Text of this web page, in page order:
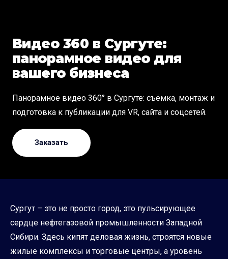
Видео 360 в Сургуте:
панорамное видео для
вашего бизнеса
Панорамное видео 360° в Сургуте: съёмка, монтаж и
подготовка к публикации для VR, сайта и соцсетей.
Заказать
Сургут – это не просто город, это пульсирующее
сердце нефтегазовой промышленности Западной
Сибири. Здесь кипят деловая жизнь, строятся новые
жилые комплексы и торговые центры, а уровень